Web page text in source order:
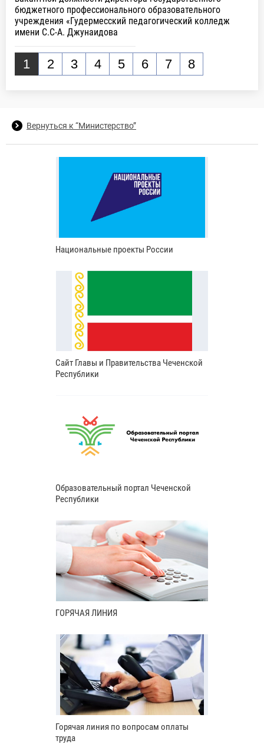
бюджетного профессионального образовательного
учреждения «Гудермесский педагогический колледж
имени С.С-А. Джунаидова
1 2 3 4 5 6 7 8
Вернуться к “Министерство”
Национальные проекты России
Сайт Главы и Правительства Чеченской
Республики
Образовательный портал Чеченской
Республики
ГОРЯЧАЯ ЛИНИЯ
Горячая линия по вопросам оплаты
труда